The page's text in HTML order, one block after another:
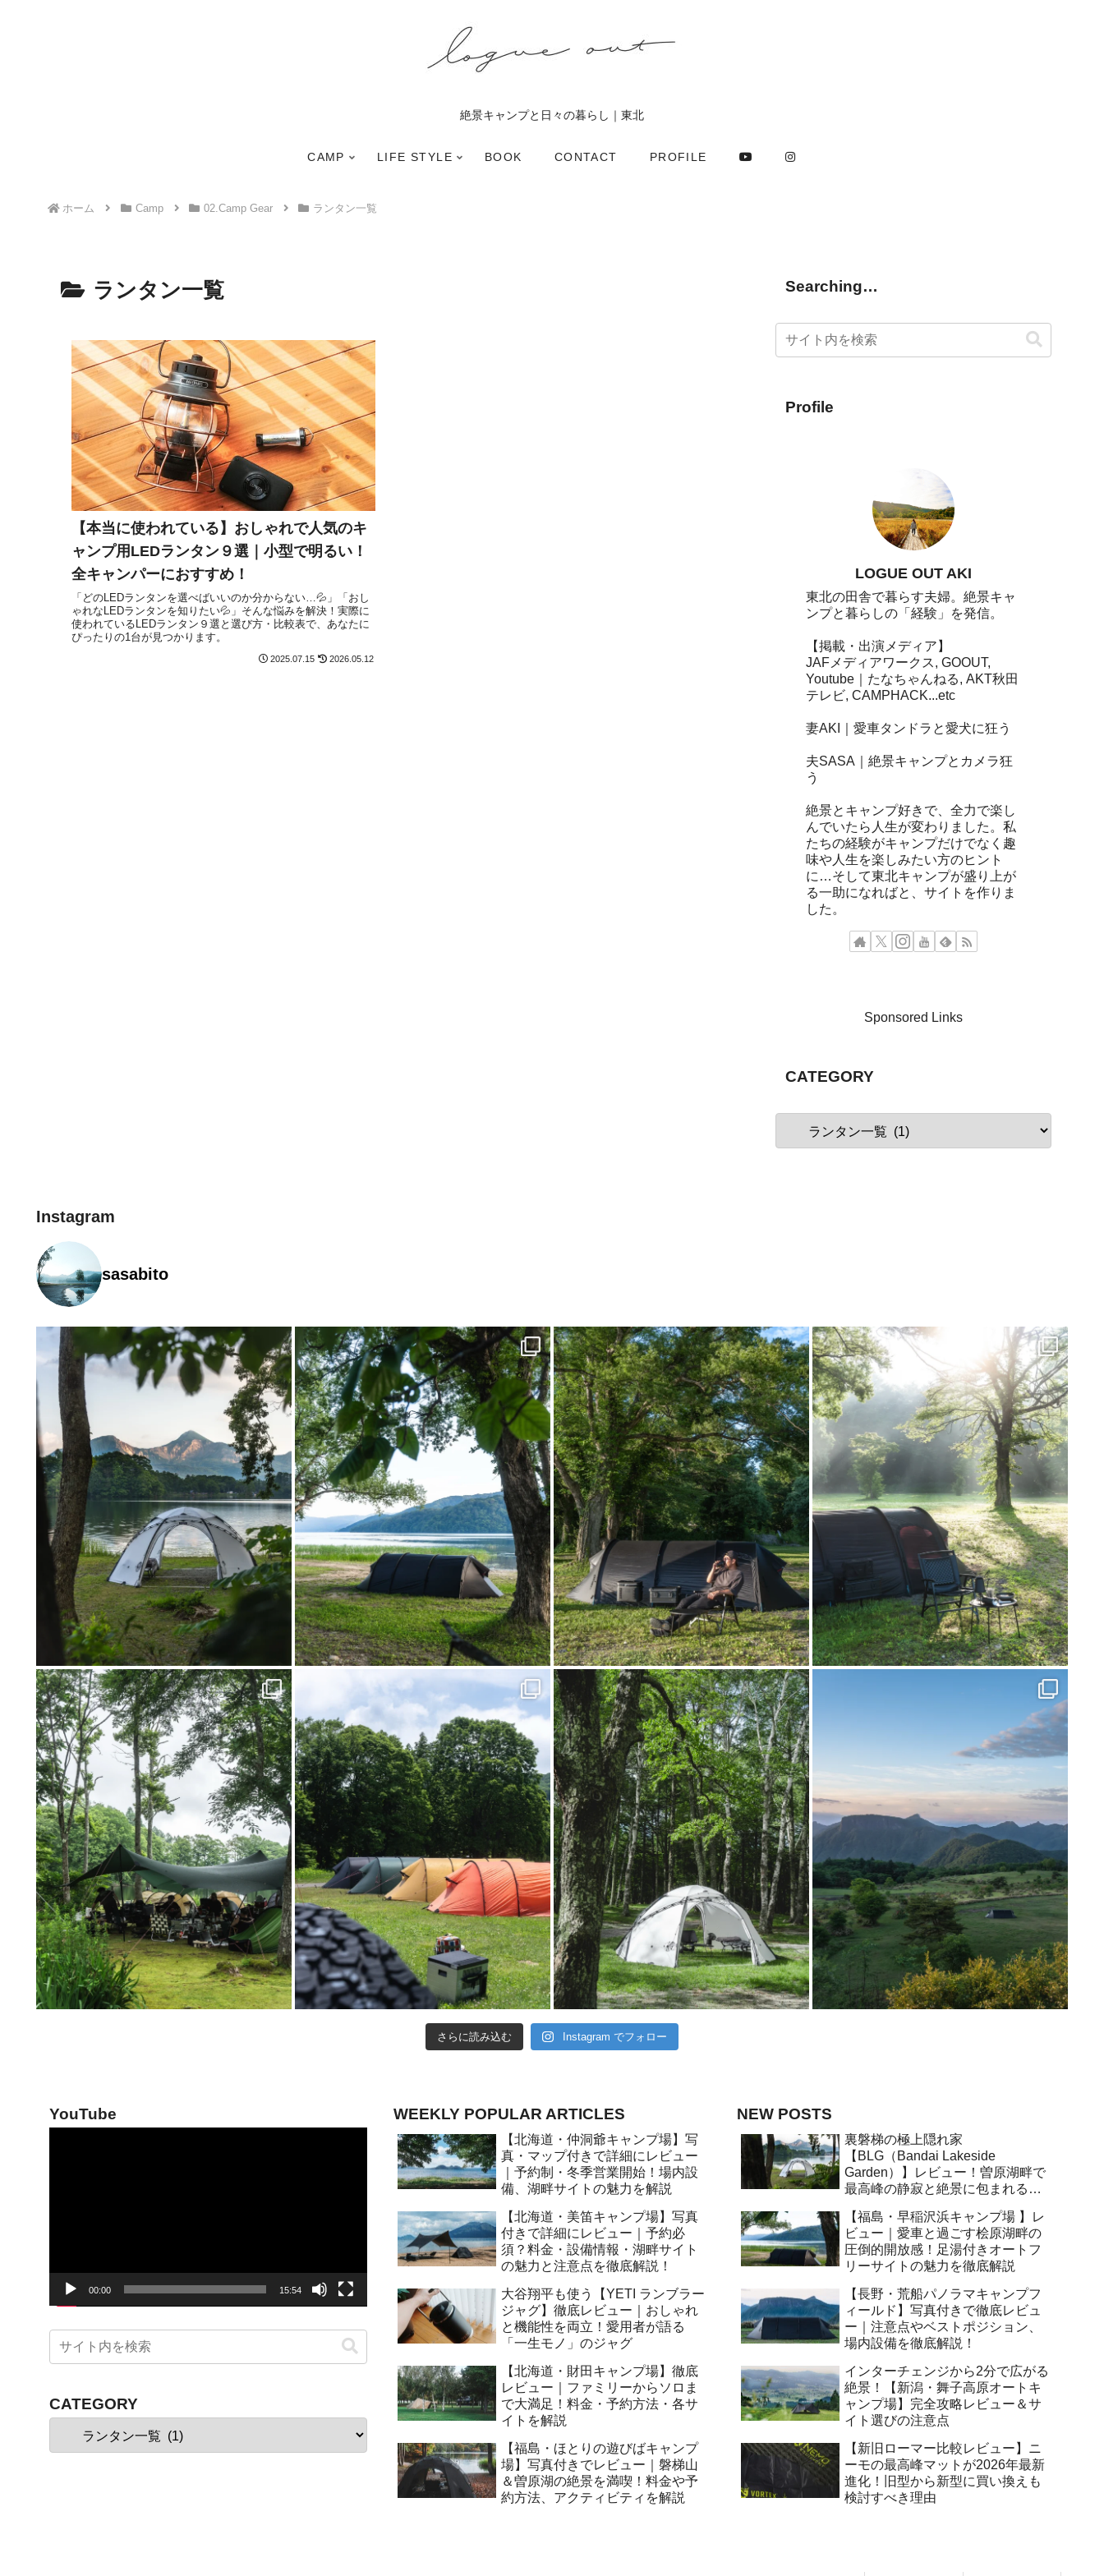
絶景キャンプと日々の暮らし｜東北
CAMP LIFE STYLE BOOK CONTACT PROFILE
ホーム Camp 02.Camp Gear ランタン一覧
ランタン一覧
【本当に使われている】おしゃれで人気のキ
ャンプ用LEDランタン９選｜小型で明るい！
全キャンパーにおすすめ！
「どのLEDランタンを選べばいいのか分からない…💦」「おし
ゃれなLEDランタンを知りたい💦」そんな悩みを解決！実際に
使われているLEDランタン９選と選び方・比較表で、あなたに
ぴったりの1台が見つかります。
2025.07.15 2026.05.12
Searching…
Profile
LOGUE OUT AKI
東北の田舎で暮らす夫婦。絶景キャ
ンプと暮らしの「経験」を発信。
【掲載・出演メディア】
JAFメディアワークス, GOOUT,
Youtube｜たなちゃんねる, AKT秋田
テレビ, CAMPHACK...etc
妻AKI｜愛車タンドラと愛犬に狂う
夫SASA｜絶景キャンプとカメラ狂
う
絶景とキャンプ好きで、全力で楽し
んでいたら人生が変わりました。私
たちの経験がキャンプだけでなく趣
味や人生を楽しみたい方のヒント
に…そして東北キャンプが盛り上が
る一助になればと、サイトを作りま
した。
Sponsored Links
CATEGORY
Instagram
sasabito
さらに読み込む Instagram でフォロー
YouTube
ー
00:00 15:54
CATEGORY
WEEKLY POPULAR ARTICLES
【北海道・仲洞爺キャンプ場】写
真・マップ付きで詳細にレビュー
｜予約制・冬季営業開始！場内設
備、湖畔サイトの魅力を解説
【北海道・美笛キャンプ場】写真
付きで詳細にレビュー｜予約必
須？料金・設備情報・湖畔サイト
の魅力と注意点を徹底解説！
大谷翔平も使う【YETI ランブラー
ジャグ】徹底レビュー｜おしゃれ
と機能性を両立！愛用者が語る
「一生モノ」のジャグ
【北海道・財田キャンプ場】徹底
レビュー｜ファミリーからソロま
で大満足！料金・予約方法・各サ
イトを解説
【福島・ほとりの遊びばキャンプ
場】写真付きでレビュー｜磐梯山
＆曽原湖の絶景を満喫！料金や予
約方法、アクティビティを解説
NEW POSTS
裏磐梯の極上隠れ家
【BLG（Bandai Lakeside
Garden）】レビュー！曽原湖畔で
最高峰の静寂と絶景に包まれる大
【福島・早稲沢浜キャンプ場 】レ
ビュー｜愛車と過ごす桧原湖畔の
圧倒的開放感！足湯付きオートフ
リーサイトの魅力を徹底解説
【長野・荒船パノラマキャンプフ
ィールド】写真付きで徹底レビュ
ー｜注意点やベストポジション、
場内設備を徹底解説！
インターチェンジから2分で広がる
絶景！【新潟・舞子高原オートキ
ャンプ場】完全攻略レビュー＆サ
イト選びの注意点
【新旧ローマー比較レビュー】ニ
ーモの最高峰マットが2026年最新
進化！旧型から新型に買い換えも
検討すべき理由